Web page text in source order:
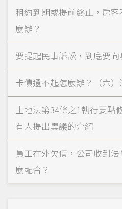
租約到期或提前終止，房
麼辦？
要提起民事訴訟，到底要
卡債還不起怎麼辦？（六
土地法第34條之1執行要點
有人提出異議的介紹
員工在外欠債，公司收到
麼配合？